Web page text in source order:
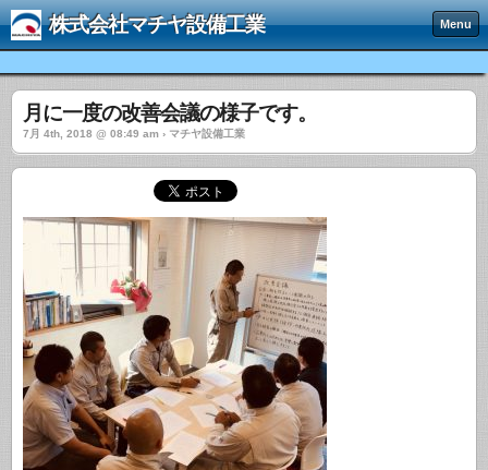
株式会社マチヤ設備工業 Menu
月に一度の改善会議の様子です。
7月 4th, 2018 @ 08:49 am › マチヤ設備工業